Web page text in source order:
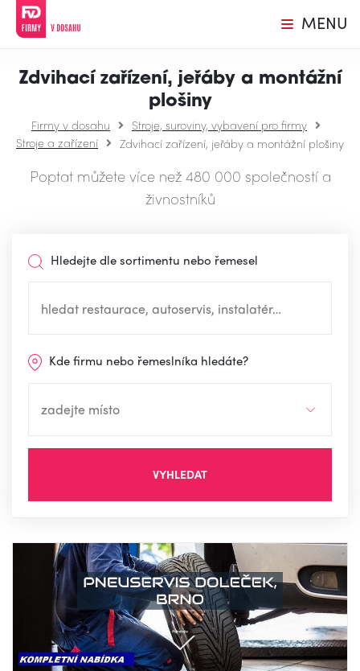
MENU
Zdvihací zařízení, jeřáby a montážní
plošiny
Firmy v dosahu
Stroje, suroviny, vybavení pro firmy
Stroje a zařízení
Zdvihací zařízení, jeřáby a montážní plošiny
Poptat můžete více než 480 000 společností a
živnostníků
Hledejte dle sortimentu nebo řemesel
Kde firmu nebo řemeslníka hledáte?
VYHLEDAT